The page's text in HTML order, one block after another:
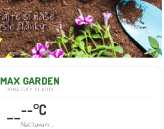
MAX GARDEN
DUNAJSKÝ KLÁTOV
--°C
Info dočasne nedostupné